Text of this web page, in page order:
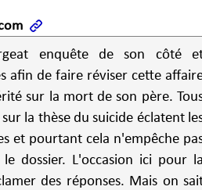
enquête de son côté
afin de faire réviser cette
sur la mort de son père.
la thèse du suicide éclatent
et pourtant cela n'empêche
ici pour la
des réponses. Mais on